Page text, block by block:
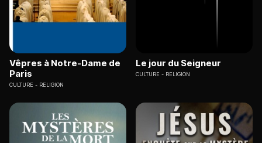
Vêpres à Notre-Dame de
Paris
CULTURE RELIGION
Le jour du Seigneur
CULTURE RELIGION